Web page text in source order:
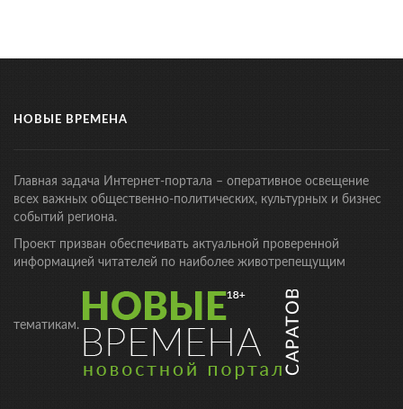
НОВЫЕ ВРЕМЕНА
Главная задача Интернет-портала – оперативное освещение
всех важных общественно-политических, культурных и бизнес
событий региона.
Проект призван обеспечивать актуальной проверенной
информацией читателей по наиболее животрепещущим
тематикам.